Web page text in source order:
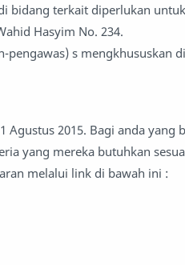
bidang terkait diperlukan
Hasyim No. 234.
s mengkhususkan
2015. Bagi anda yang
yang mereka butuhkan
melalui link di bawah ini :